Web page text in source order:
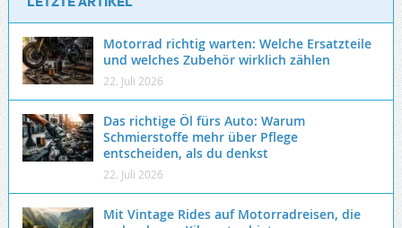
Motorrad richtig warten: Welche Ersatzteile
und welches Zubehör wirklich zählen
22. Juli 2026
Das richtige Öl fürs Auto: Warum
Schmierstoffe mehr über Pflege
entscheiden, als du denkst
22. Juli 2026
Mit Vintage Rides auf Motorradreisen, die